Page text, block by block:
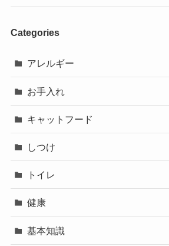
Categories
アレルギー
お手入れ
キャットフード
しつけ
トイレ
健康
基本知識